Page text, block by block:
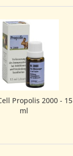
Propolis 2000 - 15
ml